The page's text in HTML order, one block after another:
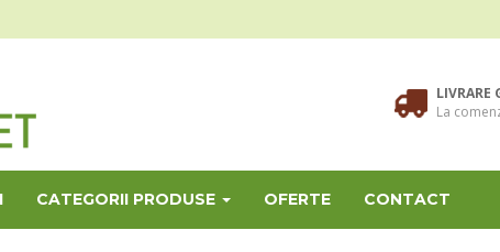
LIVRARE
La
CATEGORII PRODUSE OFERTE CONTACT